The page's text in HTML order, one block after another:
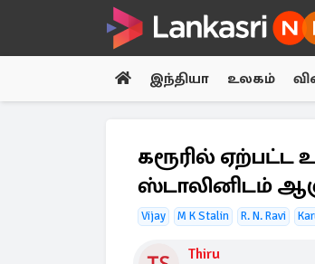
இந்தியா உலகம்
கரூரில் ஏற்பட்ட
ஸ்டாலினிடம்
Vijay M K Stalin R. N. Ravi
Thiru